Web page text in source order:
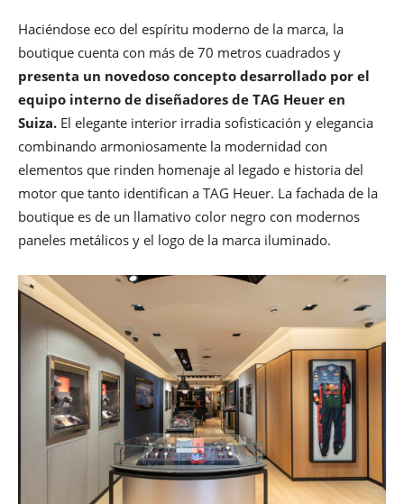
Haciéndose eco del espíritu moderno de la marca, la
boutique cuenta con más de 70 metros cuadrados y
presenta un novedoso concepto desarrollado por el
equipo interno de diseñadores de TAG Heuer en
Suiza. El elegante interior irradia sofisticación y elegancia
combinando armoniosamente la modernidad con
elementos que rinden homenaje al legado e historia del
motor que tanto identifican a TAG Heuer. La fachada de la
boutique es de un llamativo color negro con modernos
paneles metálicos y el logo de la marca iluminado.